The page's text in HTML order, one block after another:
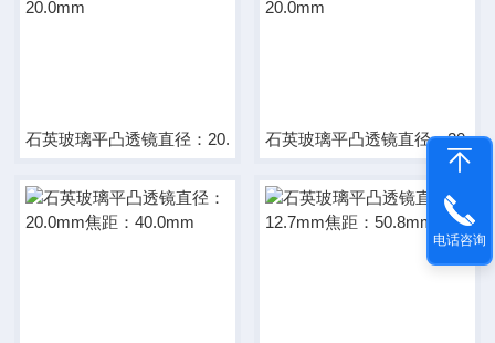
石英玻璃平凸透镜直径：20.0mm石英玻璃平凸透镜直径：
电话咨询